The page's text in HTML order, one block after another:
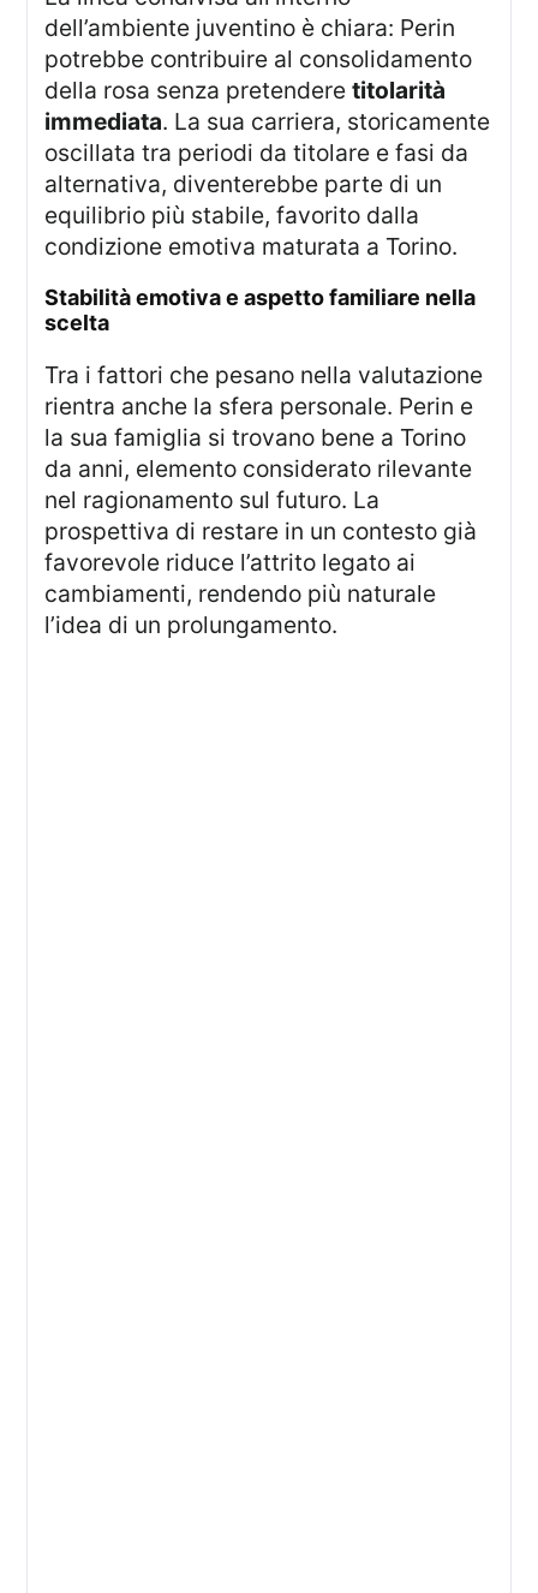
dell’ambiente juventino è chiara: Perin
potrebbe contribuire al consolidamento
della rosa senza pretenderetitolarità
immediata. La sua carriera, storicamente
oscillata tra periodi da titolare e fasi da
alternativa, diventerebbe parte di un
equilibrio più stabile, favorito dalla
condizione emotiva maturata a Torino.
stabilità emotiva e aspetto familiare nella
scelta
Tra i fattori che pesano nella valutazione
rientra anche la sfera personale. Perin e
la sua famiglia si trovano bene a Torino
da anni, elemento considerato rilevante
nel ragionamento sul futuro. La
prospettiva di restare in un contesto già
favorevole riduce l’attrito legato ai
cambiamenti, rendendo più naturale
l’idea di un prolungamento.